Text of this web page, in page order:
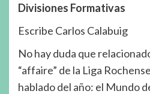
Divisiones Formativas
Escribe Carlos Calabuig
No hay duda que
“affaire” de la Liga
hablado del año: el Mundo